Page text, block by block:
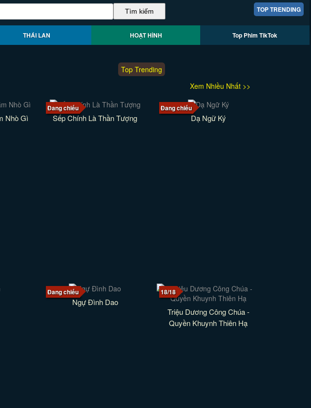
TOP TRENDING
THÁI LAN HOẠT HÌNH Top Phim TikTok
Top Trending
Xem Nhiều Nhất >>
Nhò Gì
Đang chiếu
Sếp Chính Là Thần Tượng
Đang chiếu
Dạ Ngữ Ký
Đang chiếu
Ngự Đình Dao
18/18
Triệu Dương Công Chúa -
Quyền Khuynh Thiên Hạ